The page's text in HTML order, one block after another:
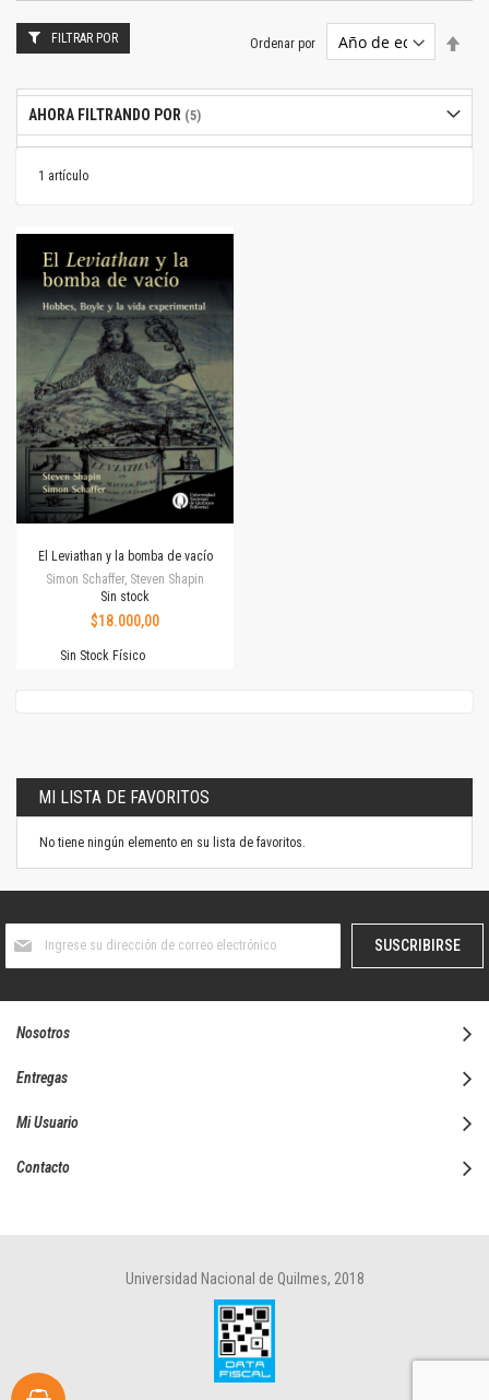
1 artículo
Ordenar por
El Leviathan y la bomba de vacío
Simon Schaffer, Steven Shapin
Sin stock
$18.000,00
Sin Stock Físico
FILTRAR POR
AHORA FILTRANDO POR
MI LISTA DE FAVORITOS
No tiene ningún elemento en su lista de favoritos.
boletín
SUSCRIBIRSE
Nosotros
Entregas
Mi Usuario
Contacto
Universidad Nacional de Quilmes, 2018